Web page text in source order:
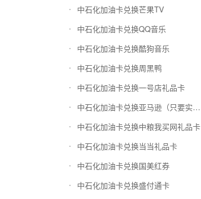
中石化加油卡兑换芒果TV
中石化加油卡兑换QQ音乐
中石化加油卡兑换酷狗音乐
中石化加油卡兑换周黑鸭
中石化加油卡兑换一号店礼品卡
中石化加油卡兑换亚马逊（只要实体卡）
中石化加油卡兑换中粮我买网礼品卡
中石化加油卡兑换当当礼品卡
中石化加油卡兑换国美红券
中石化加油卡兑换盛付通卡